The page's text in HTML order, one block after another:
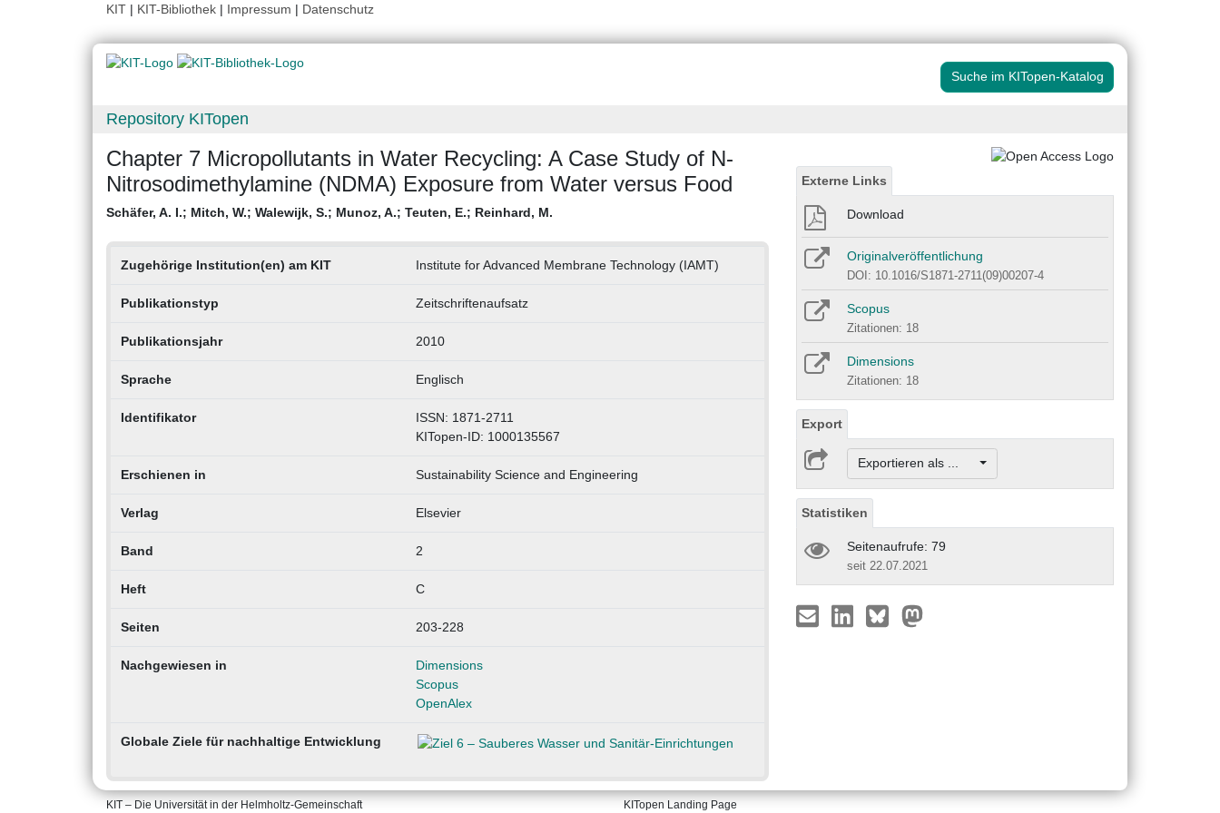
KIT | KIT-Bibliothek | Impressum | Datenschutz
Suche im KITopen-Katalog
Repository KITopen
Chapter 7 Micropollutants in Water Recycling: A Case Study of N-
Nitrosodimethylamine (NDMA) Exposure from Water versus Food
Schäfer, A. I.; Mitch, W.; Walewijk, S.; Munoz, A.; Teuten, E.; Reinhard, M.
Zugehörige Institution(en) am KIT Institute for Advanced Membrane Technology (IAMT)
Publikationstyp Zeitschriftenaufsatz
Publikationsjahr 2010
Sprache Englisch
Identifikator
ISSN: 1871-2711
KITopen-ID: 1000135567
Erschienen in Sustainability Science and Engineering
Verlag Elsevier
Band 2
Heft C
Seiten 203-228
Nachgewiesen in
Dimensions
Scopus
OpenAlex
Globale Ziele für nachhaltige Entwicklung
Externe Links
Download
Originalveröffentlichung
DOI: 10.1016/S1871-2711(09)00207-4
Scopus
Zitationen: 18
Dimensions
Zitationen: 18
Export
Exportieren als ...
Statistiken
Seitenaufrufe: 79
seit 22.07.2021
KIT – Die Universität in der Helmholtz-Gemeinschaft KITopen Landing Page